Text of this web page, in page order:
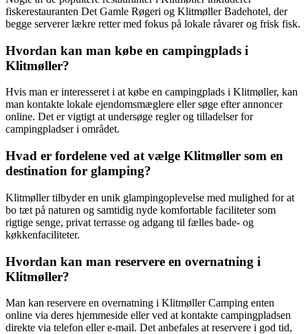
fiskerestauranten Det Gamle Røgeri og Klitmøller Badehotel, der
begge serverer lækre retter med fokus på lokale råvarer og frisk fisk.
Hvordan kan man købe en campingplads i
Klitmøller?
Hvis man er interesseret i at købe en campingplads i Klitmøller, kan
man kontakte lokale ejendomsmæglere eller søge efter annoncer
online. Det er vigtigt at undersøge regler og tilladelser for
campingpladser i området.
Hvad er fordelene ved at vælge Klitmøller som en
destination for glamping?
Klitmøller tilbyder en unik glampingoplevelse med mulighed for at
bo tæt på naturen og samtidig nyde komfortable faciliteter som
rigtige senge, privat terrasse og adgang til fælles bade- og
køkkenfaciliteter.
Hvordan kan man reservere en overnatning i
Klitmøller?
Man kan reservere en overnatning i Klitmøller Camping enten
online via deres hjemmeside eller ved at kontakte campingpladsen
direkte via telefon eller e-mail. Det anbefales at reservere i god tid,